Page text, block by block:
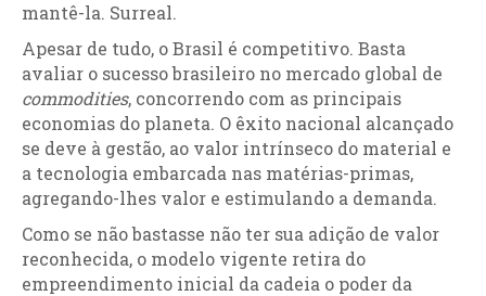
mantê-la. Surreal.
Apesar de tudo, o Brasil é competitivo. Basta
avaliar o sucesso brasileiro no mercado global de
commodities, concorrendo com as principais
economias do planeta. O êxito nacional alcançado
se deve à gestão, ao valor intrínseco do material e
a tecnologia embarcada nas matérias-primas,
agregando-lhes valor e estimulando a demanda.
Como se não bastasse não ter sua adição de valor
reconhecida, o modelo vigente retira do
empreendimento inicial da cadeia o poder da